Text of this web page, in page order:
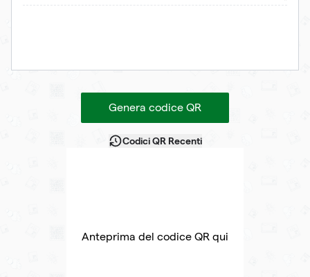
Genera codice QR
Codici QR Recenti
Anteprima del codice QR qui